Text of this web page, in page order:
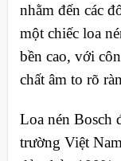
nhằm đến các
một chiếc loa
bền cao, với
chất âm to rõ
Loa nén Bosch
trường Việt